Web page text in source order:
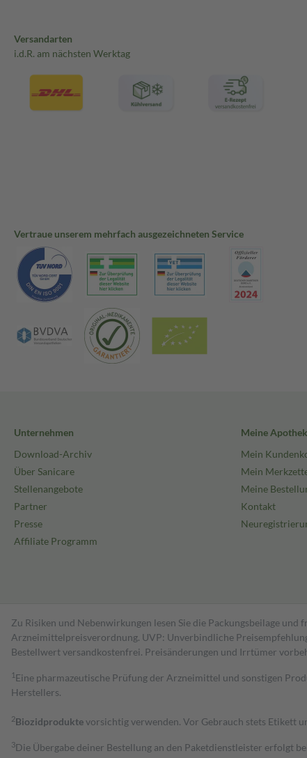
Versandarten
i.d.R. am nächsten Werktag
Vertraue unserem mehrfach ausgezeichneten Service
Unternehmen
Download-Archiv
Über Sanicare
Stellenangebote
Partner
Presse
Affiliate Programm
Meine
Mein
Mein
Meine
Kontakt
Zu Risiken und Nebenwirkungen lesen Sie die Packungsbeilage
Arzneimittelpreisverordnung. UVP: Unverbindliche
Bestell­wert versand­kosten­frei. Preisänderungen und Irrtümer
1 Eine pharmazeutische Prüfung der Arzneimittel und sonstigen
Herstellers.
2Biozidproduktevorsichtig verwenden. Vor Gebrauch stets Etikett
3Die Übergabe deiner Bestellung an den Paketdienstleister erfolgt